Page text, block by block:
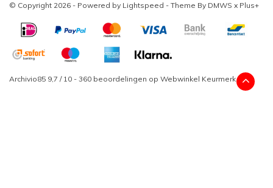
© Copyright 2026 - Powered by Lightspeed - Theme By DMWS x Plus+
Archivio85 9,7 / 10 - 360 beoordelingen op Webwinkel Keurmerk